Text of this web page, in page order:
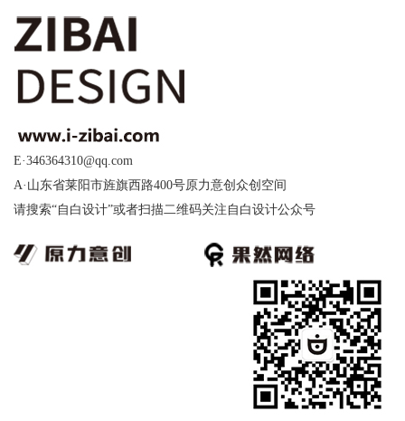
E·346364310@qq.com
A·山东省莱阳市旌旗西路400号原力意创众创空间
请搜索“自白设计”或者扫描二维码关注自白设计公众号